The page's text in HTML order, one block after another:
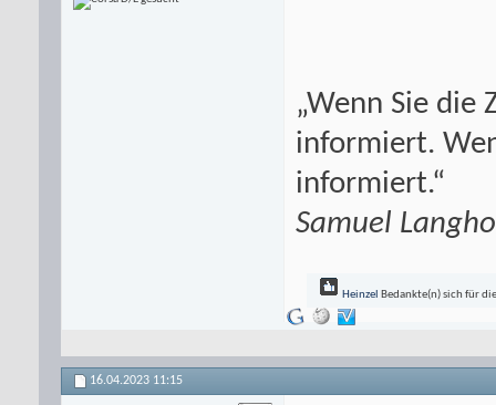
„Wenn Sie die
informiert.
informiert.“
Samuel
Heinzel Bedankte(n) sich für
16.04.2023 11:15